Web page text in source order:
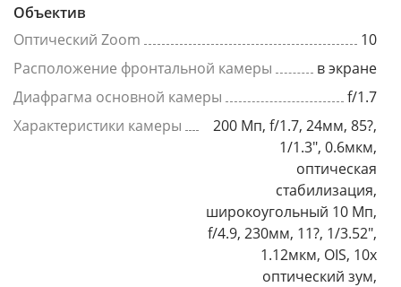
Объектив
Оптический Zoom
10
Расположение фронтальной камеры
в экране
Диафрагма основной камеры
f/1.7
Характеристики камеры
200 Мп, f/1.7, 24мм, 85?,
1/1.3", 0.6мкм,
оптическая
стабилизация,
широкоугольный 10 Мп,
f/4.9, 230мм, 11?, 1/3.52",
1.12мкм, OIS, 10x
оптический зум,